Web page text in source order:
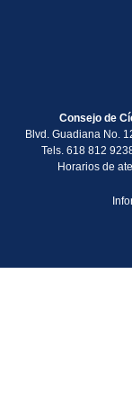
Consejo de
Blvd. Guadiana No.
Tels. 618 812
Horarios de